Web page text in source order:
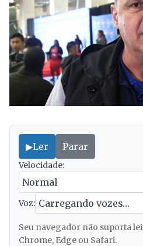
▶Ler Parar
Velocidade:
Voz:
Seu navegador não suporta
Chrome, Edge ou Safari.